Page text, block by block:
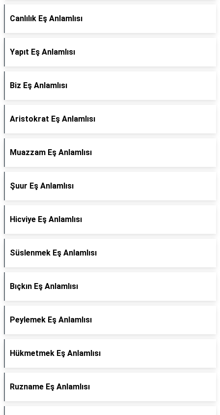
Canlılık Eş Anlamlısı
Yapıt Eş Anlamlısı
Biz Eş Anlamlısı
Aristokrat Eş Anlamlısı
Muazzam Eş Anlamlısı
Şuur Eş Anlamlısı
Hicviye Eş Anlamlısı
Süslenmek Eş Anlamlısı
Bıçkın Eş Anlamlısı
Peylemek Eş Anlamlısı
Hükmetmek Eş Anlamlısı
Ruzname Eş Anlamlısı